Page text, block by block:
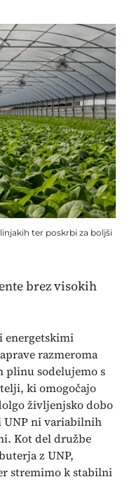
ter poskrbi za boljši
brez visokih
energetskimi
razmeroma
plinu sodelujemo s
ki omogočajo
življenjsko dobo
UNP ni variabilnih
Kot del družbe
z UNP,
stremimo k stabilni